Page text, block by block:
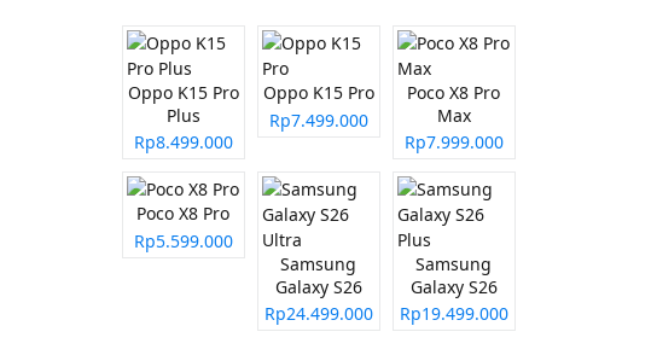
Oppo K15 Pro
Plus
Rp8.499.000
Oppo K15 Pro
Rp7.499.000
Poco X8 Pro
Max
Rp7.999.000
Poco X8 Pro
Rp5.599.000
Samsung
Galaxy S26
Ultra
Rp24.499.000
Samsung
Galaxy S26
Plus
Rp19.499.000